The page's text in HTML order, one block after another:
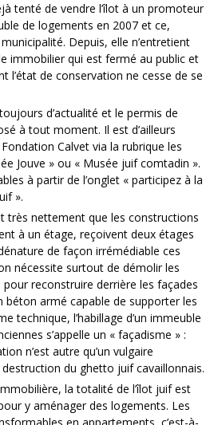
tenté de vendre l’îlot à un promoteur
de logements en 2007 et ce,
Depuis, elle n’entretient
immobilier qui est fermé au public et
l’état de conservation ne cesse de se
d’actualité et le permis de
à tout moment. Il est d’ailleurs
Calvet via la rubrique les
Jouve » ou « Musée juif comtadin ».
à partir de l’onglet « participez à la
».
très nettement que les constructions
à un étage, reçoivent deux étages
de façon irrémédiable ces
nécessite surtout de démolir les
reconstruire derrière les façades
béton armé capable de supporter les
technique, l’habillage d’un immeuble
s’appelle un « façadisme » :
n’est autre qu’un vulgaire
du ghetto juif cavaillonnais.
la totalité de l’îlot juif est
y aménager des logements. Les